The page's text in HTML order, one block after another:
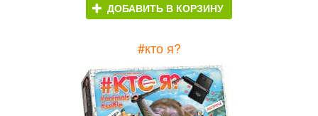
ДОБАВИТЬ В КОРЗИНУ
#кто я?